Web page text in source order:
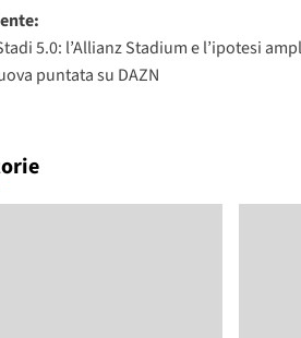
5.0: l’Allianz Stadium e l’ipotesi
puntata su DAZN